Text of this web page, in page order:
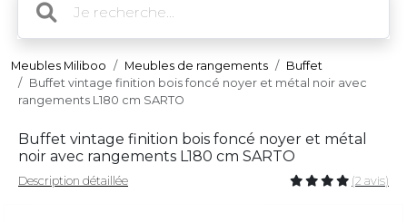
Meubles Miliboo Meubles de rangements
Buffet
Buffet vintage finition bois foncé noyer et métal noir avec
rangements L180 cm SARTO
Buffet vintage finition bois foncé noyer et métal
noir avec rangements L180 cm SARTO
Description détaillée (2 avis)